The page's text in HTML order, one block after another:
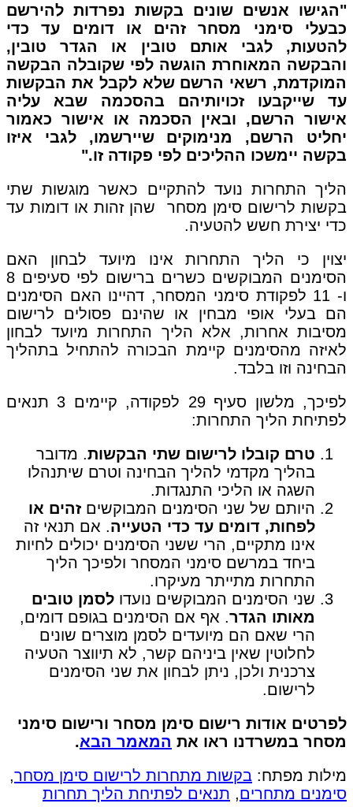
"הגישו אנשים שונים בקשות נפרדות להירשם
כבעלי סימני מסחר זהים או דומים עד כדי
להטעות, לגבי אותם טובין או הגדר טובין,
והבקשה המאוחרת הוגשה לפי שקובלה הבקשה
המוקדמת, רשאי הרשם שלא לקבל את הבקשות
עד שייקבעו זכויותיהם בהסכמה שבא עליה
אישור הרשם, ובאין הסכמה או אישור כאמור
יחליט הרשם, מנימוקים שיירשמו, לגבי איזו
בקשה יימשכו ההליכים לפי פקודה זו."
הליך התחרות נועד להתקיים כאשר מוגשות שתי
בקשות לרישום סימן מסחר שהן זהות או דומות עד
כדי יצירת חשש להטעיה.
יצוין כי הליך התחרות אינו מיועד לבחון האם
הסימנים המבוקשים כשרים ברישום לפי סעיפים 8
ו- 11 לפקודת סימני המסחר, דהיינו האם הסימנים
הם בעלי אופי מבחין או שהינם פסולים לרישום
מסיבות אחרות, אלא הליך התחרות מיועד לבחון
לאיזה מהסימנים קיימת הבכורה להתחיל בתהליך
הבחינה וזו בלבד.
לפיכך, מלשון סעיף 29 לפקודה, קיימים 3 תנאים
לפתיחת הליך התחרות:
טרם קובלו לרישום שתי הבקשות. מדובר
בהליך מקדמי להליך הבחינה וטרם שיתנהלו
השגה או הליכי התנגדות.
היותם של שני הסימנים המבוקשים זהים או
לפחות, דומים עד כדי הטעייה. אם תנאי זה
אינו מתקיים, הרי ששני הסימנים יכולים לחיות
ביחד במרשם סימני המסחר ולפיכך הליך
התחרות מתייתר מעיקרו.
שני הסימנים המבוקשים נועדו לסמן טובים
מאותו הגדר. אף אם הסימנים בגופם דומים,
הרי שאם הם מיועדים לסמן מוצרים שונים
לחלוטין שאין ביניהם קשר, לא תיווצר הטעיה
צרכנית ולכן, ניתן לבחון את שני הסימנים
לרישום.
לפרטים אודות רישום סימן מסחר ורישום סימני
מסחר במשרדנו ראו את המאמר הבא.
מילות מפתח: בקשות מתחרות לרישום סימן מסחר,
סימנים מתחרים, תנאים לפתיחת הליך תחרות